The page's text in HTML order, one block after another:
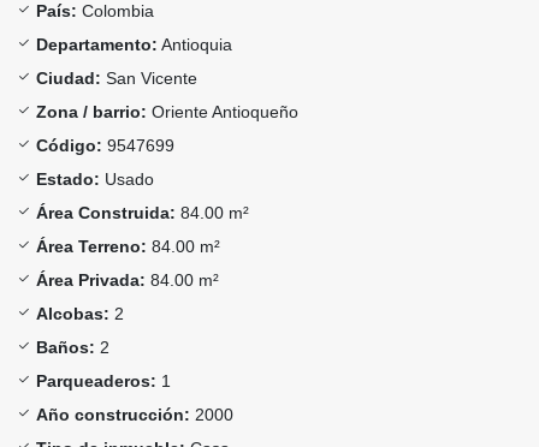
País: Colombia
Departamento: Antioquia
Ciudad: San Vicente
Zona / barrio: Oriente Antioqueño
Código: 9547699
Estado: Usado
Área Construida: 84.00 m²
Área Terreno: 84.00 m²
Área Privada: 84.00 m²
Alcobas: 2
Baños: 2
Parqueaderos: 1
Año construcción: 2000